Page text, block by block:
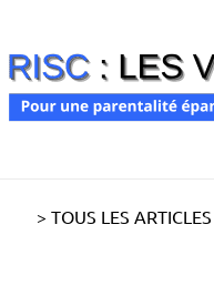
> TOUS LES ARTICLES